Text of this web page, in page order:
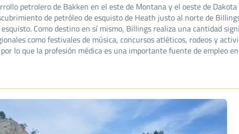
petrolero de Bakken en el este de Montana y el oeste de
de petróleo de esquisto de Heath justo al norte de
Como destino en sí mismo, Billings realiza una cantidad
como festivales de música, concursos atléticos, rodeos y
lo que la profesión médica es una importante fuente de empleo